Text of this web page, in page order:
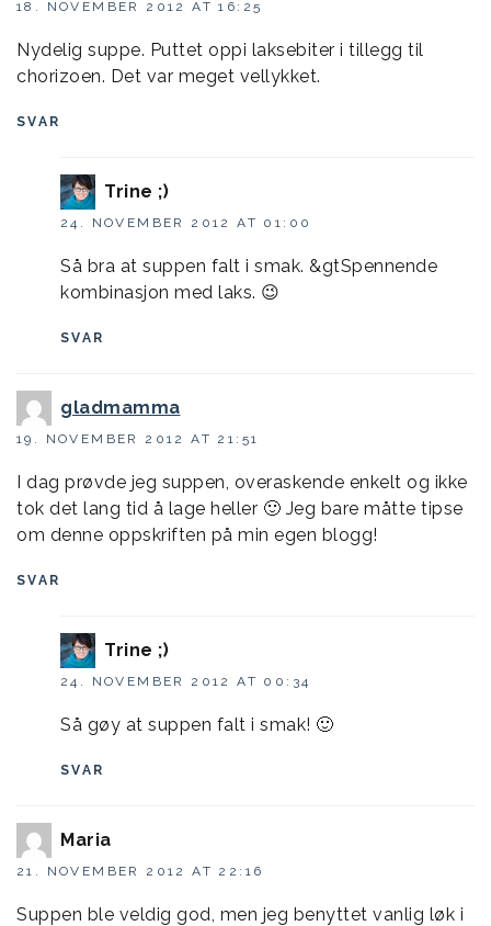
18. NOVEMBER 2012 AT 16:25
Nydelig suppe. Puttet oppi laksebiter i tillegg til
chorizoen. Det var meget vellykket.
SVAR
Trine ;)
24. NOVEMBER 2012 AT 01:00
Så bra at suppen falt i smak. &gtSpennende
kombinasjon med laks. 😉
SVAR
gladmamma
19. NOVEMBER 2012 AT 21:51
I dag prøvde jeg suppen, overaskende enkelt og ikke
tok det lang tid å lage heller 🙂 Jeg bare måtte tipse
om denne oppskriften på min egen blogg!
SVAR
Trine ;)
24. NOVEMBER 2012 AT 00:34
Så gøy at suppen falt i smak! 🙂
SVAR
Maria
21. NOVEMBER 2012 AT 22:16
Suppen ble veldig god, men jeg benyttet vanlig løk i